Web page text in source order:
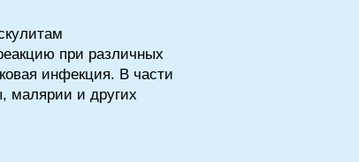
при различных
инфекция. В части
малярии и других